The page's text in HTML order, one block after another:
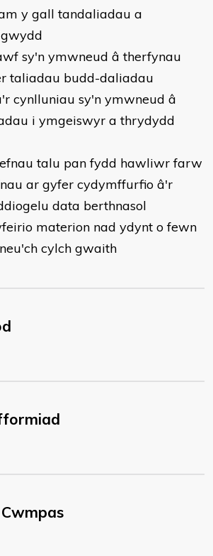
y gall tandaliadau a
sy'n ymwneud â therfynau
taliadau budd-daliadau
cynlluniau sy'n ymwneud â
i ymgeiswyr a thrydydd
talu pan fydd hawliwr farw
ar gyfer cydymffurfio â'r
data berthnasol
materion nad ydynt o fewn
cylch gwaith